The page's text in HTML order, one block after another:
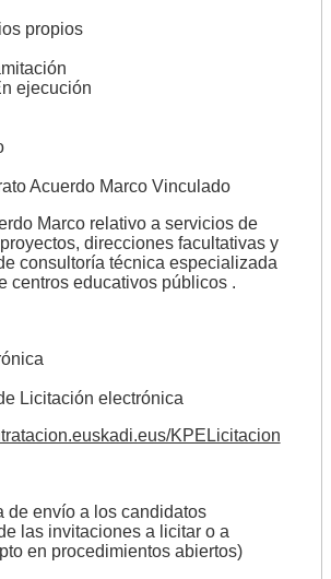
propios
ejecución
Acuerdo Marco Vinculado
Marco relativo a servicios de
direcciones facultativas y
consultoría técnica especializada
centros educativos públicos .
Licitación electrónica
KPELicitacion
de envío a los candidatos
las invitaciones a licitar o a
en procedimientos abiertos)